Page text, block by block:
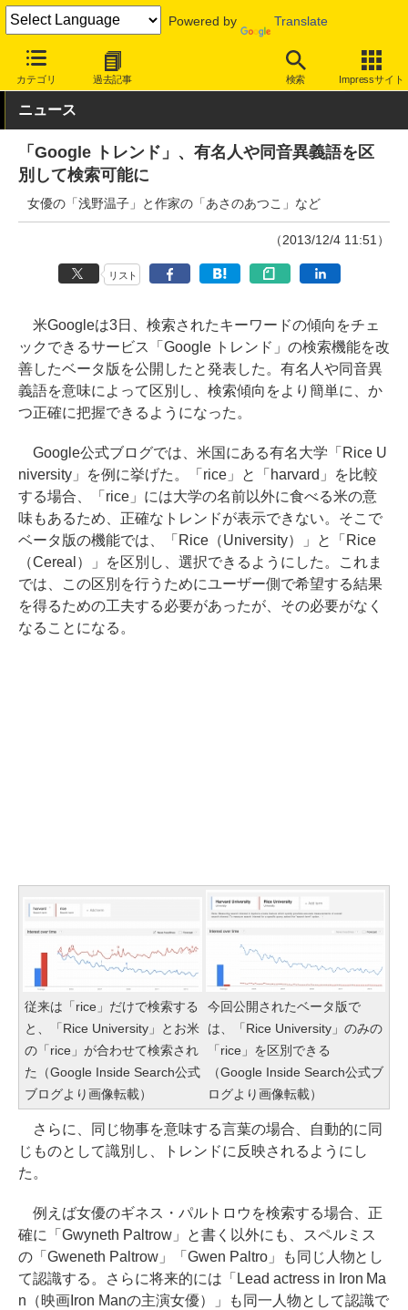
Powered by Translate
カテゴリ 過去記事 検索 Impressサイト
INTERNET Watch サービス/ソフト サービス
ニュース
「Google トレンド」、有名人や同音異義語を区
別して検索可能に
女優の「浅野温子」と作家の「あさのあつこ」など
（2013/12/4 11:51）
リスト
米Googleは3日、検索されたキーワードの傾向をチェ
ックできるサービス「Google トレンド」の検索機能を改
善したベータ版を公開したと発表した。有名人や同音異
義語を意味によって区別し、検索傾向をより簡単に、か
つ正確に把握できるようになった。
Google公式ブログでは、米国にある有名大学「Rice U
niversity」を例に挙げた。「rice」と「harvard」を比較
する場合、「rice」には大学の名前以外に食べる米の意
味もあるため、正確なトレンドが表示できない。そこで
ベータ版の機能では、「Rice（University）」と「Rice
（Cereal）」を区別し、選択できるようにした。これま
では、この区別を行うためにユーザー側で希望する結果
を得るための工夫する必要があったが、その必要がなく
なることになる。
従来は「rice」だけで検索する
と、「Rice University」とお米
の「rice」が合わせて検索され
た（Google Inside Search公式
ブログより画像転載）
今回公開されたベータ版で
は、「Rice University」のみの
「rice」を区別できる
（Google Inside Search公式ブ
ログより画像転載）
さらに、同じ物事を意味する言葉の場合、自動的に同
じものとして識別し、トレンドに反映されるようにし
た。
例えば女優のギネス・パルトロウを検索する場合、正
確に「Gwyneth Paltrow」と書く以外にも、スペルミス
の「Gweneth Paltrow」「Gwen Paltro」も同じ人物とし
て認識する。さらに将来的には「Lead actress in Iron Ma
n（映画Iron Manの主演女優）」も同一人物として認識で